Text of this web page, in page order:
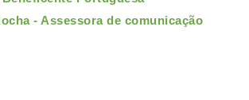
- Assessora de comunicação